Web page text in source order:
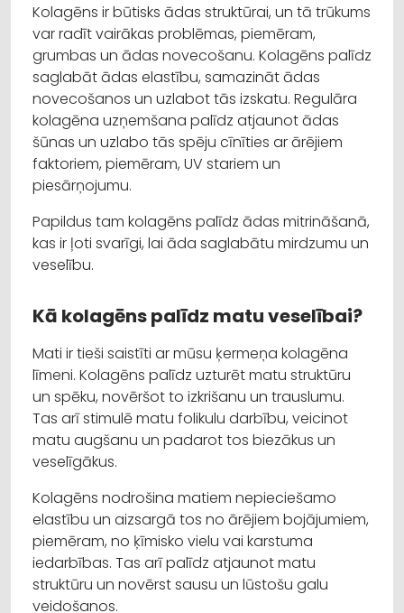
Kolagēns ir būtisks ādas struktūrai, un tā trūkums
var radīt vairākas problēmas, piemēram,
grumbas un ādas novecošanu. Kolagēns palīdz
saglabāt ādas elastību, samazināt ādas
novecošanos un uzlabot tās izskatu. Regulāra
kolagēna uzņemšana palīdz atjaunot ādas
šūnas un uzlabo tās spēju cīnīties ar ārējiem
faktoriem, piemēram, UV stariem un
piesārņojumu.
Papildus tam kolagēns palīdz ādas mitrināšanā,
kas ir ļoti svarīgi, lai āda saglabātu mirdzumu un
veselību.
Kā kolagēns palīdz matu veselībai?
Mati ir tieši saistīti ar mūsu ķermeņa kolagēna
līmeni. Kolagēns palīdz uzturēt matu struktūru
un spēku, novēršot to izkrišanu un trauslumu.
Tas arī stimulē matu folikulu darbību, veicinot
matu augšanu un padarot tos biezākus un
veselīgākus.
Kolagēns nodrošina matiem nepieciešamo
elastību un aizsargā tos no ārējiem bojājumiem,
piemēram, no ķīmisko vielu vai karstuma
iedarbības. Tas arī palīdz atjaunot matu
struktūru un novērst sausu un lūstošu galu
veidošanos.